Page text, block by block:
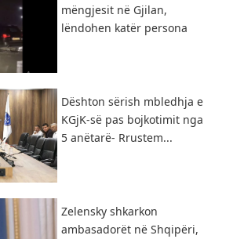
mëngjesit në Gjilan,
lëndohen katër persona
Dështon sërish mbledhja e
KGjK-së pas bojkotimit nga
5 anëtarë- Rrustem...
Zelensky shkarkon
ambasadorët në Shqipëri,